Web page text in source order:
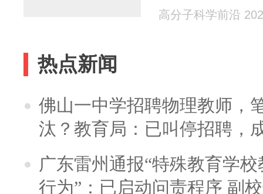
乳腺癌光热
高分子科学前沿
热点新闻
佛山一中学招聘物理教师，
汰？教育局：已叫停招聘，
广东雷州通报“特殊教育学
行为”：已启动问责程序 副